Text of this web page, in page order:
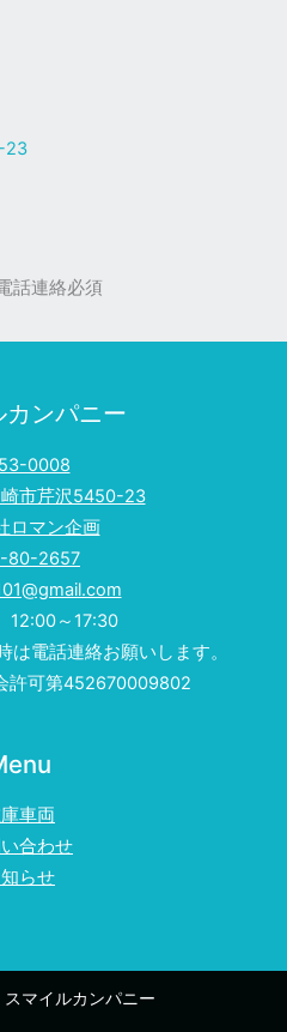
23
話連絡必須
カンパニー
0008
市芹沢5450-23
ロマン企画
80-2657
～17:30
電話連絡お願いします。
許可第452670009802
車両
合わせ
らせ
マイルカンパニー